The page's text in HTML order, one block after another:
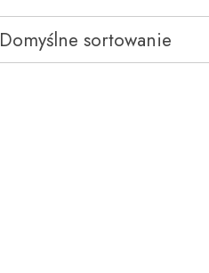
Domyślne sortowanie